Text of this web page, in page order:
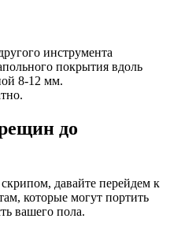
инструмента
покрытия вдоль
8-12 мм.
до
давайте перейдем к
которые могут портить
вашего пола.